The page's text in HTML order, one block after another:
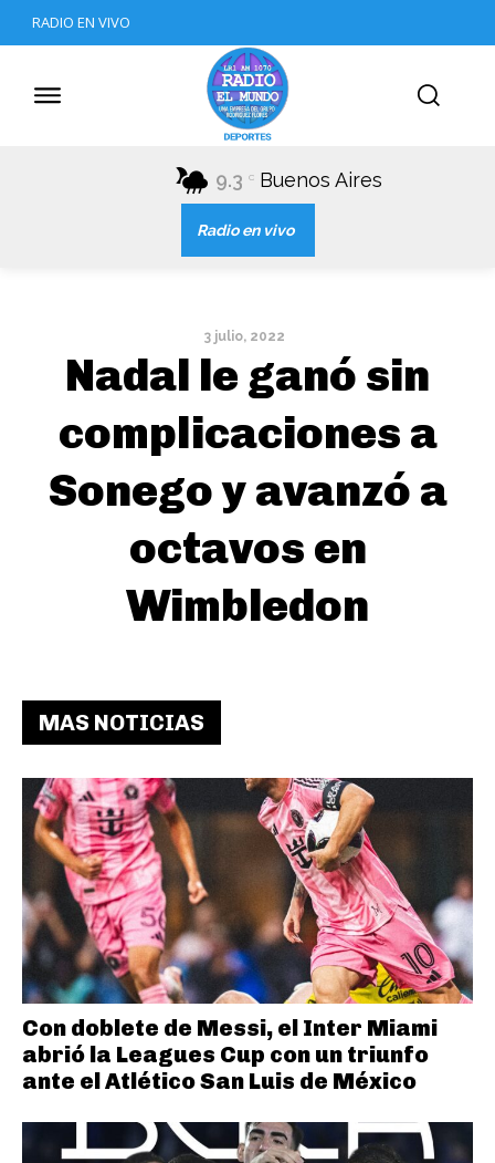
RADIO EN VIVO
9.3 C Buenos Aires
Radio en vivo
3 julio, 2022
Nadal le ganó sin
complicaciones a
Sonego y avanzó a
octavos en
Wimbledon
MAS NOTICIAS
Con doblete de Messi, el Inter Miami
abrió la Leagues Cup con un triunfo
ante el Atlético San Luis de México